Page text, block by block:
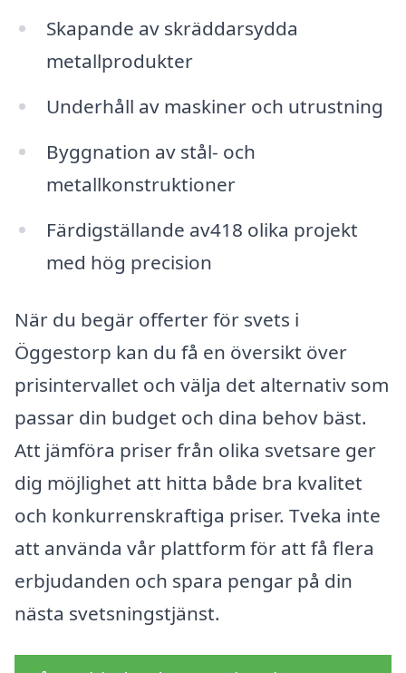
Skapande av skräddarsydda
metallprodukter
Underhåll av maskiner och utrustning
Byggnation av stål- och
metallkonstruktioner
Färdigställande av418 olika projekt
med hög precision
När du begär offerter för svets i
Öggestorp kan du få en översikt över
prisintervallet och välja det alternativ som
passar din budget och dina behov bäst.
Att jämföra priser från olika svetsare ger
dig möjlighet att hitta både bra kvalitet
och konkurrenskraftiga priser. Tveka inte
att använda vår plattform för att få flera
erbjudanden och spara pengar på din
nästa svetsningstjänst.